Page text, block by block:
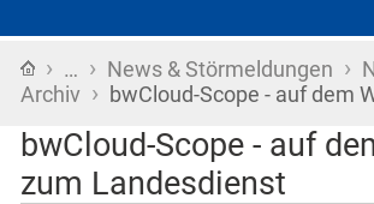
Startseite
› … › News & Störmeldungen ›
Archiv › bwCloud-Scope - auf dem
bwCloud-Scope - auf
zum Landesdienst